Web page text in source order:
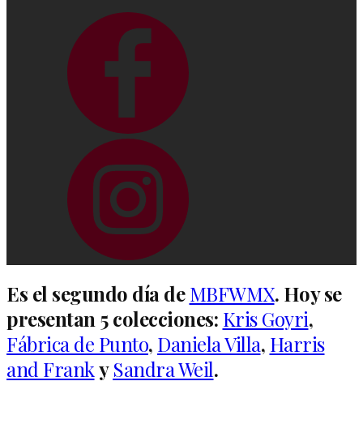
Es el segundo día deMBFWMX. Hoy se
presentan 5 colecciones: Kris Goyri,
Fábrica de Punto, Daniela Villa, Harris
and FrankySandra Weil.